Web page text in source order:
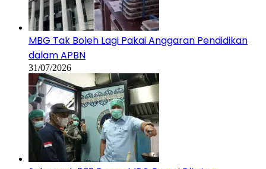
Sebanyak 833 Dapur MBG Resmi Ditutup
Permanen
27/07/2026